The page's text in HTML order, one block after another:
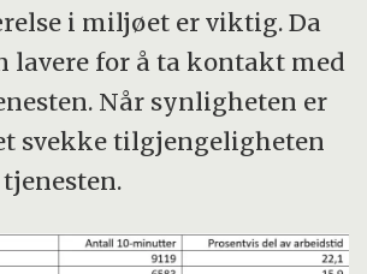
i miljøet er viktig. Da
lavere for å ta kontakt med
Når synligheten er
svekke tilgjengeligheten